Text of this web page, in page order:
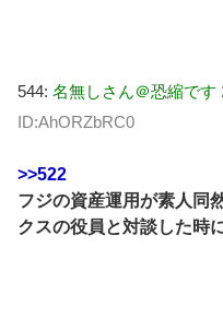
544: 名無しさん＠恐縮です
ID:AhORZbRC0
>>522
フジの資産運用が素人同
クスの役員と対談した時